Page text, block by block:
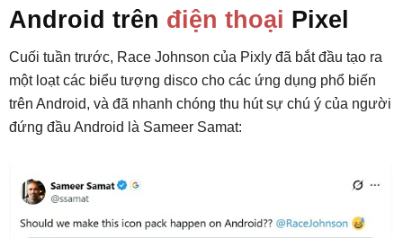
Android trên điện thoại Pixel
Cuối tuần trước, Race Johnson của Pixly đã bắt đầu tạo ra
một loạt các biểu tượng disco cho các ứng dụng phổ biến
trên Android, và đã nhanh chóng thu hút sự chú ý của người
đứng đầu Android là Sameer Samat: